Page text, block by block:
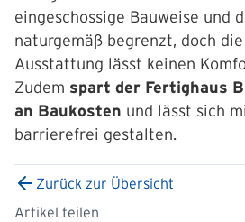
eingeschossige Bauweise und
naturgemäß begrenzt, doch
Ausstattung lässt keinen
Zudem spart der Fertighaus
an Baukosten und lässt sich
barrierefrei gestalten.
Zurück zur Übersicht
Artikel teilen